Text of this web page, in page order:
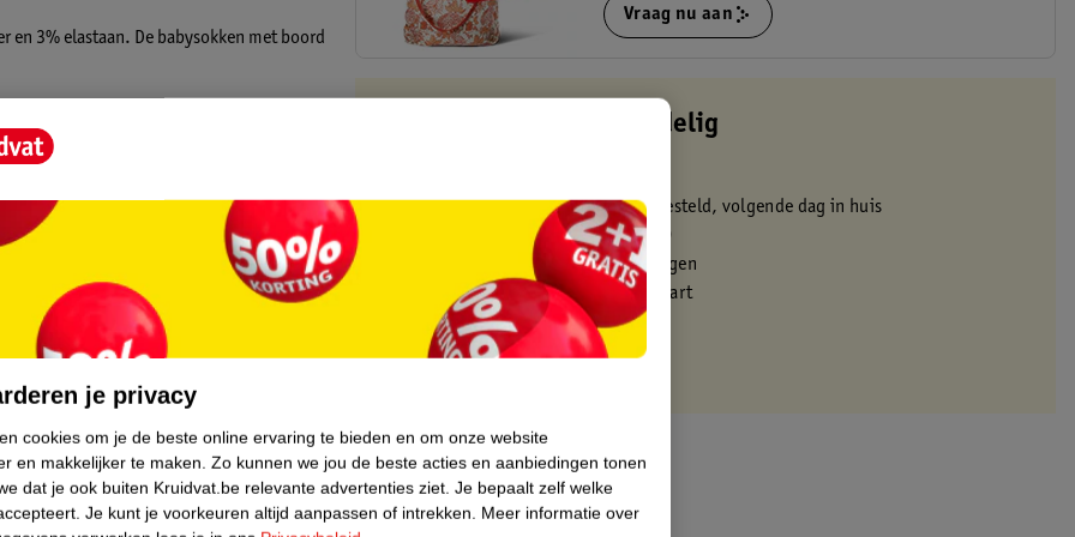
en 3% elastaan. De babysokken met boord
en verwijder ze.
en mogen niet gestreken worden.
heeft ons katoenen Kruidvat babytextiel
van de katoenteelt én de
duurzamere katoenproductie. We kopen
Better Cotton Initiative. Dit product werd
Cotton’ katoen. Kijk voor meer
we weer een stapje richting een duurzamere
Vraag nu aan
Kruidvat is altijd voordelig
Op werkdagen voor 22:00 uur besteld, volgende dag in huis
Gratis thuisbezorgd vanaf 50.00
Gratis retourneren binnen 30 dagen
Gratis punten met je Kruidvat kaart
je privacy
cookies om je de beste online ervaring te bieden en om onze website
en makkelijker te maken. Zo kunnen we jou de beste acties en aanbiedingen tonen
dat je ook buiten Kruidvat.be relevante advertenties ziet. Je bepaalt zelf welke
Je kunt je voorkeuren altijd aanpassen of intrekken. Meer informatie over